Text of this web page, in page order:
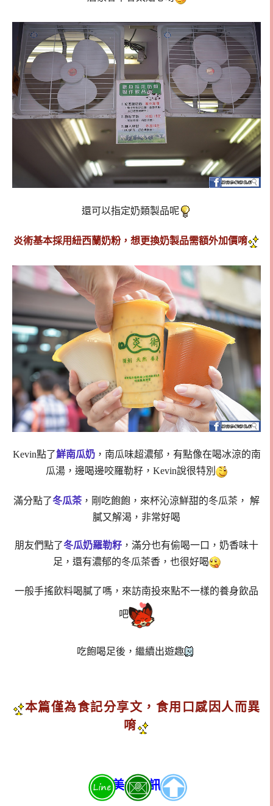
還可以指定奶類製品呢
炎術基本採用紐西蘭奶粉，想更換奶製品需額外加價唷
Kevin點了鮮南瓜奶，南瓜味超濃郁，有點像在喝冰涼的南
瓜湯，邊喝邊咬羅勒籽，Kevin說很特別
滿分點了冬瓜茶，剛吃飽飽，來杯沁涼鮮甜的冬瓜茶， 解
膩又解渴，非常好喝
朋友們點了冬瓜奶羅勒籽 ，滿分也有偷喝一口，奶香味十
足，還有濃郁的冬瓜茶香，也很好喝
一般手搖飲料喝膩了嗎，來訪南投來點不一樣的養身飲品
吧
吃飽喝足後，繼續出遊趣
本篇僅為食記分享文，食用口感因人而異
唷
美食資訊